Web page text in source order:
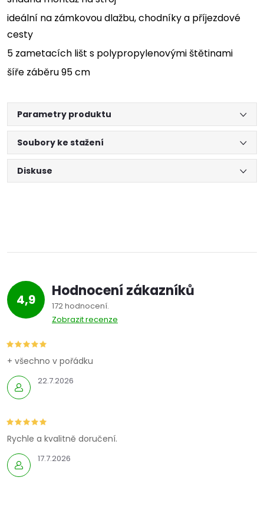
ideální na zámkovou dlažbu, chodníky a příjezdové
cesty
5 zametacích lišt s polypropylenovými štětinami
šíře záběru 95 cm
Parametry produktu
Soubory ke stažení
Diskuse
4,9 Hodnocení zákazníků
172 hodnocení
Zobrazit recenze
22.7.2026
+ všechno v pořádku
17.7.2026
Rychle a kvalitně doručení.